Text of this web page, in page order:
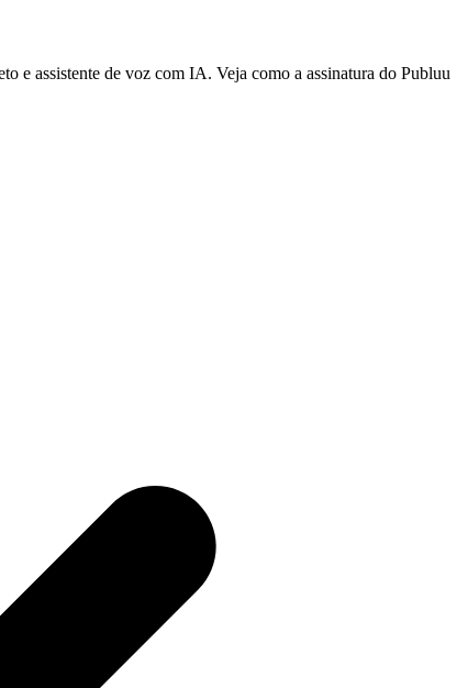
assistente de voz com IA. Veja como a assinatura do Publuu